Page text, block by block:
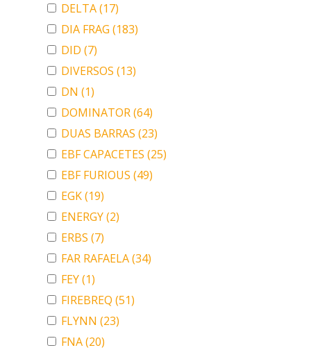
DELTA(17)
DIA FRAG (183)
DID (7)
DIVERSOS (13)
DN (1)
DOMINATOR(64)
DUAS BARRAS (23)
EBF CAPACETES (25)
EBF FURIOUS (49)
EGK(19)
ENERGY(2)
ERBS (7)
FAR RAFAELA(34)
FEY(1)
FIREBREQ (51)
FLYNN (23)
FNA(20)